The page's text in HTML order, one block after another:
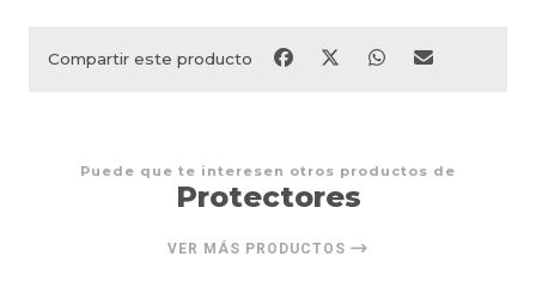
Compartir este producto
Puede que te interesen otros productos de
Protectores
VER MÁS PRODUCTOS